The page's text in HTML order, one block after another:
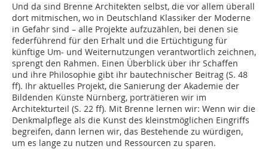
Und da sind Brenne Architekten selbst, die vor allem überall
dort mitmischen, wo in Deutschland Klassiker der Moderne
in Gefahr sind – alle Projekte aufzuzählen, bei denen sie
federführend für den Erhalt und die Ertüchtigung für
künftige Um- und Weiternutzungen verantwortlich zeichnen,
sprengt den Rahmen. Einen Überblick über ihr Schaffen
und ihre Philosophie gibt ihr bautechnischer Beitrag (S. 48
ff). Ihr aktuelles Projekt, die Sanierung der Akademie der
Bildenden Künste Nürnberg, porträtieren wir im
Architekturteil (S. 22 ff). Mit Brenne lernen wir: Wenn wir die
Denkmalpflege als die Kunst des kleinstmöglichen Eingriffs
begreifen, dann lernen wir, das Bestehende zu würdigen,
um es lange zu nutzen und Ressourcen zu sparen.